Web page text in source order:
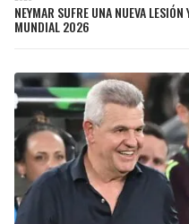
NEYMAR SUFRE UNA NUEVA
MUNDIAL 2026